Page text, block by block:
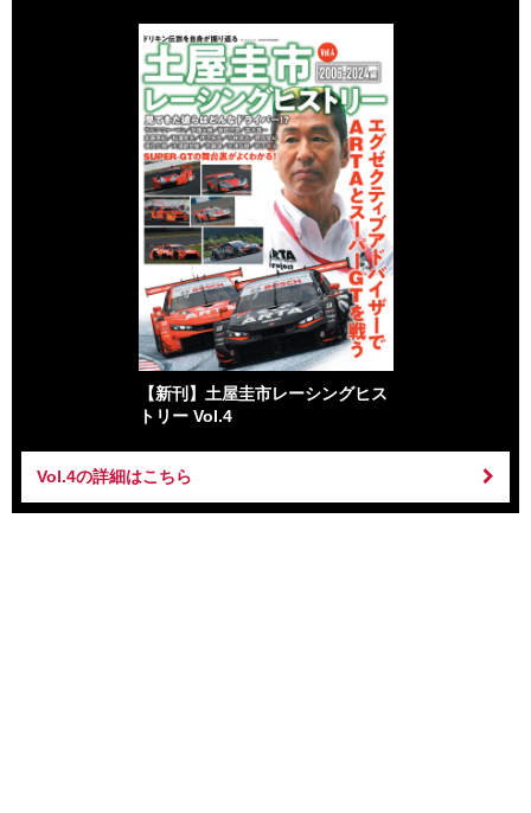
【新刊】土屋圭市レーシングヒス
トリー Vol.4
Vol.4の詳細はこちら